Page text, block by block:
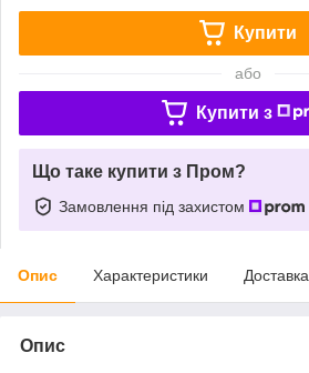
Купити
або
Купити з
Що таке купити з Пром?
Замовлення під захистом
Опис Характеристики Доставка
Опис